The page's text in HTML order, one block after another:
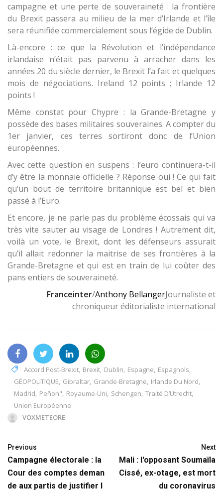
campagne et une perte de souveraineté : la frontière
du Brexit passera au milieu de la mer d’Irlande et l’île
sera réunifiée commercialement sous l’égide de Dublin.
Là-encore : ce que la Révolution et l’indépendance
irlandaise n’était pas parvenu à arracher dans les
années 20 du siècle dernier, le Brexit l’a fait et quelques
mois de négociations. Ireland 12 points ; Irlande 12
points !
Même constat pour Chypre : la Grande-Bretagne y
possède des bases militaires souveraines. A compter du
1er janvier, ces terres sortiront donc de l’Union
européennes.
Avec cette question en suspens : l’euro continuera-t-il
d’y être la monnaie officielle ? Réponse oui ! Ce qui fait
qu’un bout de territoire britannique est bel et bien
passé à l’Euro.
Et encore, je ne parle pas du problème écossais qui va
très vite sauter au visage de Londres ! Autrement dit,
voilà un vote, le Brexit, dont les défenseurs assurait
qu’il allait redonner la maitrise de ses frontières à la
Grande-Bretagne et qui est en train de lui coûter des
pans entiers de souveraineté.
Franceinter/Anthony BellangerJournaliste et
chroniqueur éditorialiste international
Accord Post-Brexit, Brexit, Dublin, Espagne, Espagnols,
GÉOPOLITIQUE, Gibraltar, Grande-Bretagne, Irlande Du Nord,
Madrid, Peñon", Royaume-Uni, Schengen, Traité D’Utrecht,
Union Européenne
VOXMETEORE
Previous
Campagne électorale : la
Cour des comptes deman
de aux partis de justifier l
Next
Mali : l'opposant Soumaïla
Cissé, ex-otage, est mort
du coronavirus